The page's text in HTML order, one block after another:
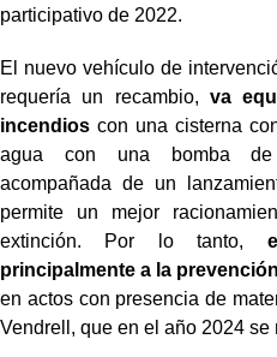
participativo de 2022.
El nuevo vehículo de
requería un recambio,va
incendios con una cisterna
agua con una bomba de
acompañada de un
permite un mejor
extinción. Por lo tanto,
principalmente a la
en actos con presencia de
Vendrell, que en el año 2024